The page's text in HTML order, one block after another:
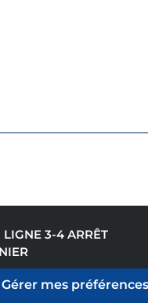
LIGNE 3-4 ARRÊT
Gérer mes